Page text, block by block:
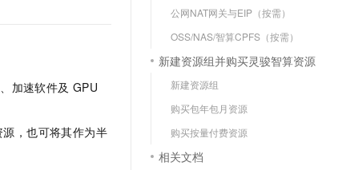
加速软件及 GPU
，也可将其作为半
公网NAT网关与EIP（按需）
OSS/NAS/智算CPFS（按需）
新建资源组并购买灵骏智算资源
新建资源组
购买包年包月资源
购买按量付费资源
相关文档
离线语音合成大模型，多语言方言自适应，低延迟高稳定
高表现力语音合成大模型，语音克隆听感自然
安全防护产品
Data Agent 驱动的一站式 Data+AI 开发治理平台
高效部署网站，快速应用到小程序
剧本、分镜、视频高效生成
高效办公新体验
创新加速
覆盖90%+业务场景，专享组合折扣价
精选AI产品，从模型到应用全链提效
堡垒机
查询合作伙伴
登录合作伙伴管理后台
我要投诉